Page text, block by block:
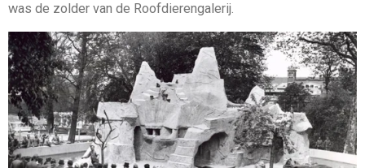
was de zolder van de Roofdierengalerij.